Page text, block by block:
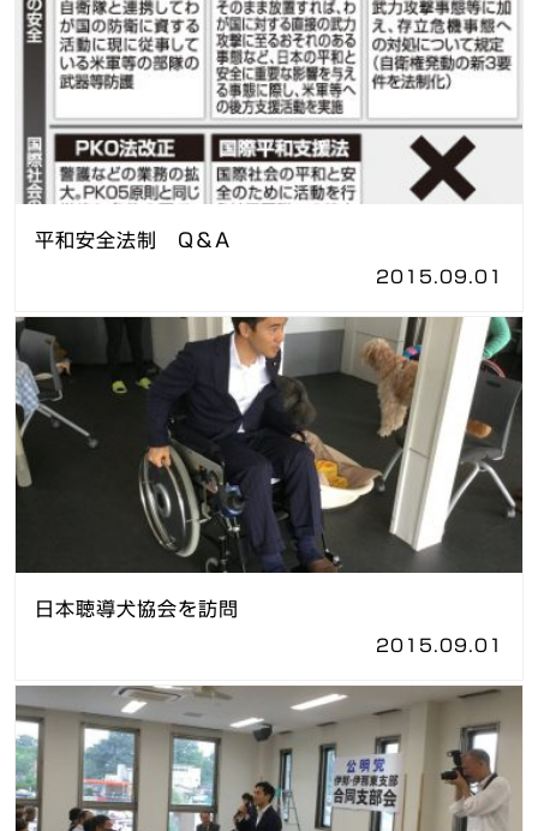
平和安全法制 Q＆A
2015.09.01
日本聴導犬協会を訪問
2015.09.01